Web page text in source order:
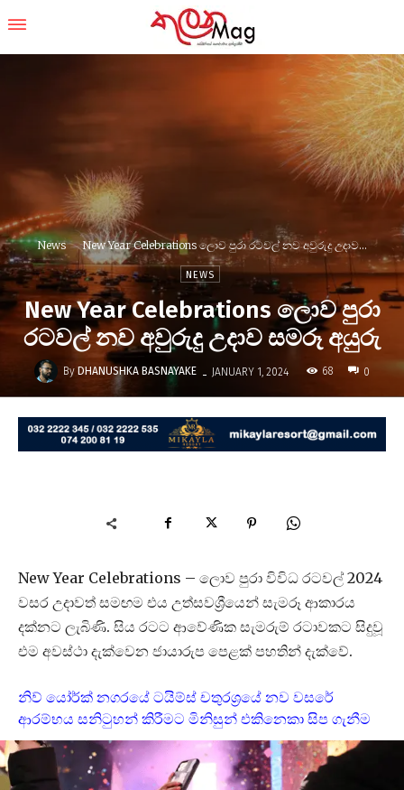
News New Year Celebrations ලොව පුරා රටවල් නව අවුරුදු උදාව...
NEWS
New Year Celebrations ලොව පුරා
රටවල් නව අවුරුදු උදාව සමරූ අයුරු
By DHANUSHKA BASNAYAKE - JANUARY 1, 2024 68 0
New Year Celebrations – ලොව පුරා විවිධ රටවල් 2024
වසර උදාවත් සමඟම එය උත්සවශ්‍රීයෙන් සැමරූ ආකාරය
දක්නට ලැබිණි. සිය රටට ආවේණික සැමරුම් රටාවකට සිදුවූ
එම අවස්ථා දැක්වෙන ජායාරුප පෙළක් පහතින් දැක්වේ.
නිව් යෝර්ක් නගරයේ ටයිම්ස් චතුරශ්‍රයේ නව වසරේ
ආරම්භය සනිටුහන් කිරීමට මිනිසුන් එකිනෙකා සිප ගැනීම